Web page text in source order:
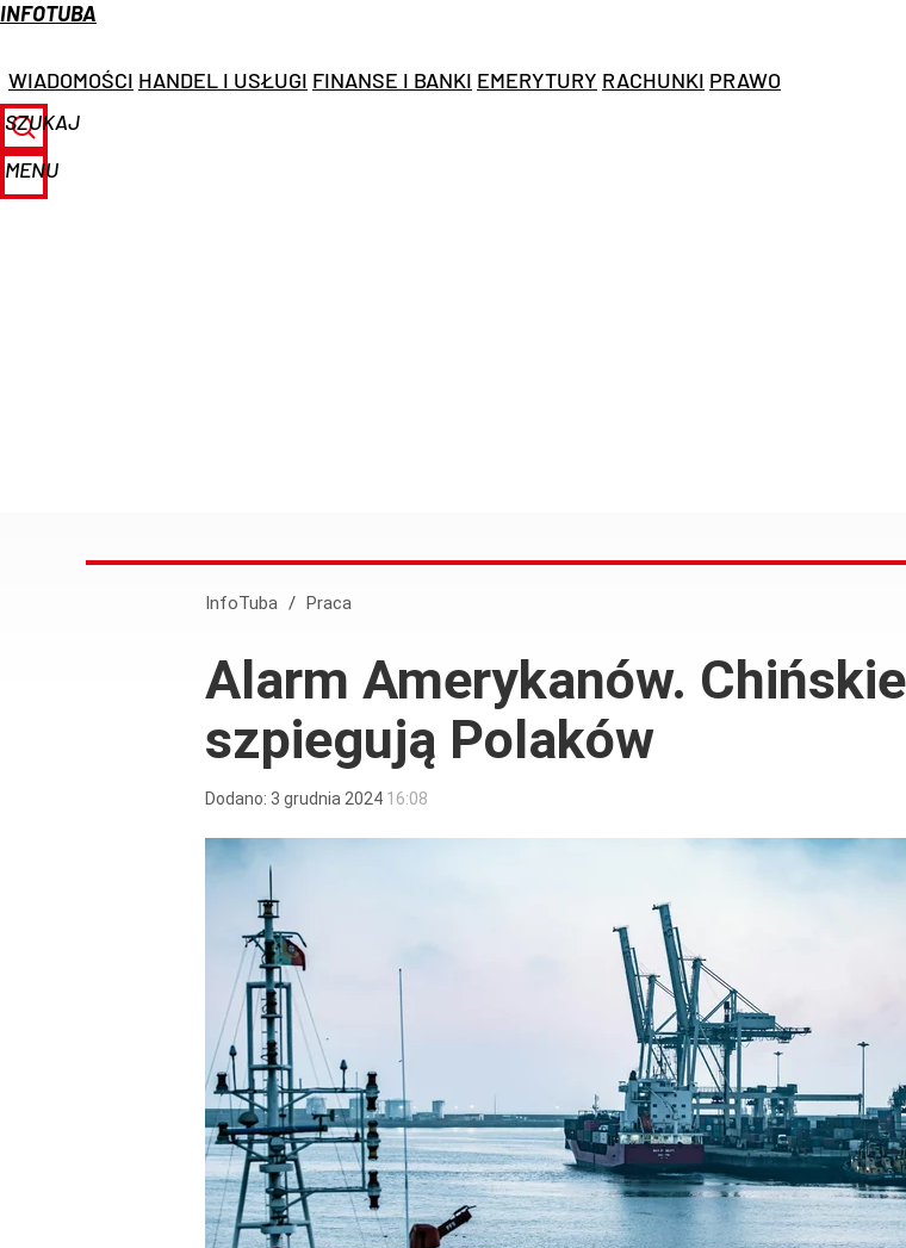
INFOTUBA
WIADOMOŚCI HANDEL I USŁUGI FINANSE I BANKI EMERYTURY RACHUNKI PRAWO
SZUKAJ
MENU
InfoTuba / Praca
Alarm Amerykanów.
szpiegują Polaków
Dodano: 3 grudnia 2024 16:08